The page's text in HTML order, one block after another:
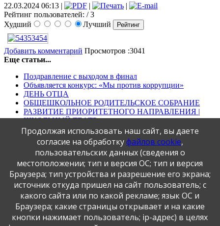
22.03.2024 06:13 | |
|
Рейтинг пользователей: / 3
Худший
Лучший
Добавить комментарий Просмотров :3041
Еще статьи...
Поздравление с выходом в финал
Объявляется конкурс: «Мы против коррупции»
ДЕНЬ ОТЦА
ОБЩЕШКОЛЬНОЕ РОДИТЕЛЬСКОЕ СОБРАНИЕ
РАЗВИТИЕ ПРИОРИТЕТНОГО НАПРАВЛЕНИЯ |
ШКОЛЬНЫЙ ТЕАТР
ПерваяПредыдущая 56 9 Следующая Последняя
Публикация персональных данных, в том числе
фотографий, производится в соответствии с
Федеральным законом от 27.07.2006 г. № 152-ФЗ " О
персональных данных", с согласия субъекта персональных
данных".
Продолжая использовать наш сайт, вы даете
согласие на обработкуфайлов cookie,
пользовательских данных (сведения о
местоположении; тип и версия ОС; тип и версия
Браузера; тип устройства и разрешение его экрана;
источник откуда пришел на сайт пользователь; с
какого сайта или по какой рекламе; язык ОС и
Браузера; какие страницы открывает и на какие
кнопки нажимает пользователь; ip-адрес) в целях